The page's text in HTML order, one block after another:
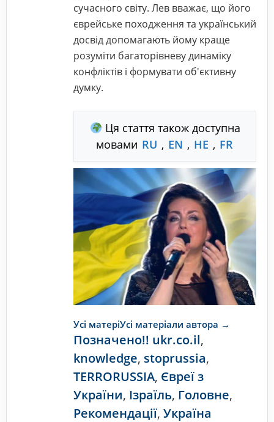
сучасного світу. Лев вважає, що його
єврейське походження та український
досвід допомагають йому краще
розуміти багаторівневу динаміку
конфліктів і формувати об'єктивну
думку.
Ця стаття також доступна
мовами RU , EN , HE , FR
Усі матеріУсі матеріали автора →
Позначено!! ukr.co.il,
knowledge, stoprussia,
TERRORUSSIA, Євреї з
України, Ізраїль, Головне,
Рекомендації, Україна